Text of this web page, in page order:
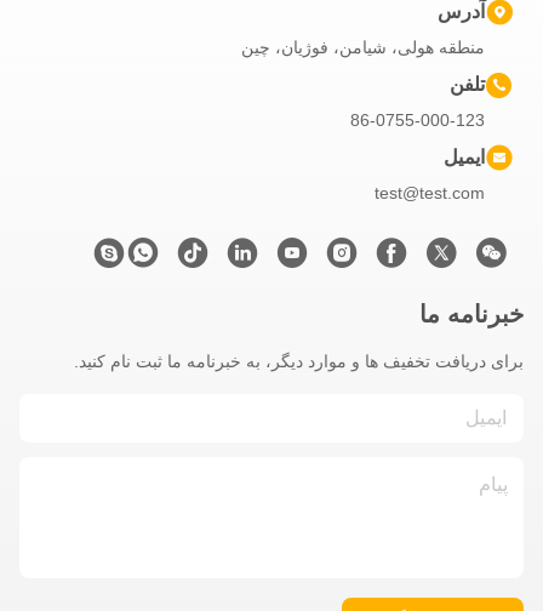
آدرس
منطقه هولی، شیامن، فوژیان، چین
تلفن
86-0755-000-123
ایمیل
test@test.com
خبرنامه ما
برای دریافت تخفیف ها و موارد دیگر، به خبرنامه ما ثبت نام کنید.